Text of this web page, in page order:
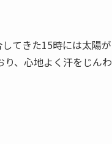
てきた15時には太陽が
、心地よく汗をじんわ